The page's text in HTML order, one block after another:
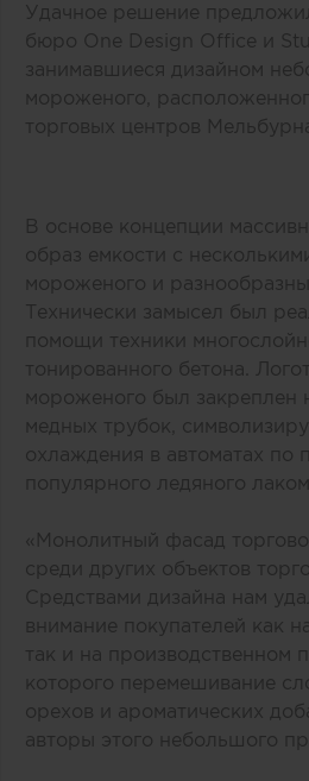
Удачное решение
бюро One Design Office и
занимавшиеся дизайном
мороженого,
торговых центров
В основе концепции
образ емкости с
мороженого и
Технически замысел был
помощи техники
тонированного бетона.
мороженого был закреплен
медных трубок,
охлаждения в автоматах по
популярного ледяного
«Монолитный фасад
среди других объектов
Средствами дизайна нам
внимание покупателей как
так и на производственном
которого перемешивание
орехов и ароматических
авторы этого небольшого